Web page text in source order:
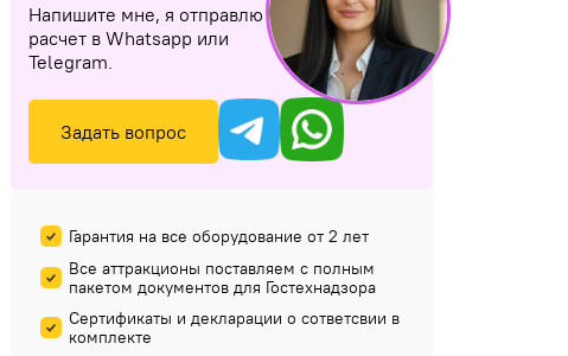
Напишите мне, я отправлю
расчет в Whatsapp или
Telegram.
Задать вопрос
Гарантия на все оборудование от 2 лет
Все аттракционы поставляем с полным
пакетом документов для Гостехнадзора
Сертификаты и декларации о сответсвии в
комплекте